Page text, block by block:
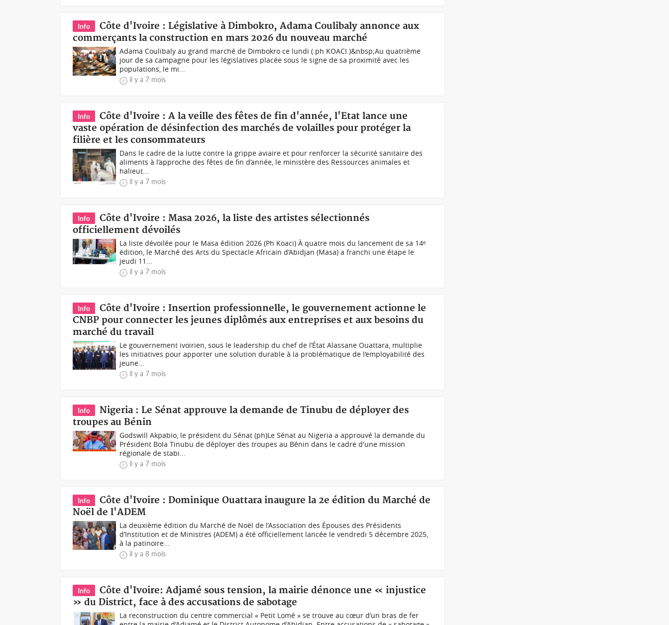
Info
Côte d'Ivoire : Législative à Dimbokro, Adama Coulibaly annonce aux
commerçants la construction en mars 2026 du nouveau marché
Adama Coulibaly au grand marché de Dimbokro ce lundi (.ph KOACI.)&nbsp;Au quatrième
jour de sa campagne pour les législatives placée sous le signe de sa proximité avec les
populations, le mi...
il y a 7 mois
Info
Côte d'Ivoire : A la veille des fêtes de fin d'année, l'Etat lance une
vaste opération de désinfection des marchés de volailles pour protéger la
filière et les consommateurs
Dans le cadre de la lutte contre la grippe aviaire et pour renforcer la sécurité sanitaire des
aliments à l’approche des fêtes de fin d’année, le ministère des Ressources animales et
halieut...
il y a 7 mois
Info
Côte d'Ivoire : Masa 2026, la liste des artistes sélectionnés
officiellement dévoilés
La liste dévoilée pour le Masa édition 2026 (Ph Koaci) À quatre mois du lancement de sa 14ᵉ
édition, le Marché des Arts du Spectacle Africain d’Abidjan (Masa) a franchi une étape le
jeudi 11...
il y a 7 mois
Info
Côte d'Ivoire : Insertion professionnelle, le gouvernement actionne le
CNBP pour connecter les jeunes diplômés aux entreprises et aux besoins du
marché du travail
Le gouvernement ivoirien, sous le leadership du chef de l’État Alassane Ouattara, multiplie
les initiatives pour apporter une solution durable à la problématique de l’employabilité des
jeune...
il y a 7 mois
Info
Nigeria : Le Sénat approuve la demande de Tinubu de déployer des
troupes au Bénin
Godswill Akpabio, le président du Sénat (ph)Le Sénat au Nigeria a approuvé la demande du
Président Bola Tinubu de déployer des troupes au Bénin dans le cadre d'une mission
régionale de stabi...
il y a 7 mois
Info
Côte d'Ivoire : Dominique Ouattara inaugure la 2e édition du Marché de
Noël de l'ADEM
La deuxième édition du Marché de Noël de l’Association des Épouses des Présidents
d’Institution et de Ministres (ADEM) a été officiellement lancée le vendredi 5 décembre 2025,
à la patinoire...
il y a 8 mois
Info
Côte d'Ivoire: Adjamé sous tension, la mairie dénonce une « injustice
» du District, face à des accusations de sabotage
La reconstruction du centre commercial « Petit Lomé » se trouve au cœur d’un bras de fer